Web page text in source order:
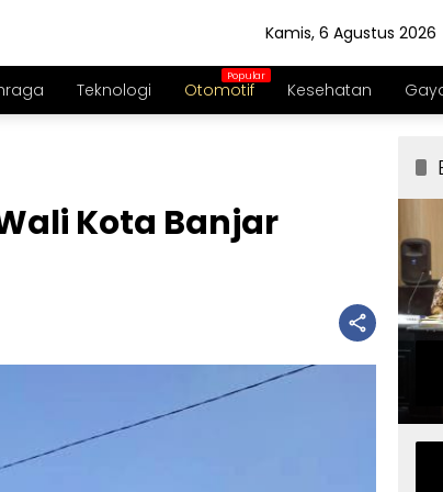
Kamis, 6 Agustus 2026
Teknologi Otomotif Kesehatan
Kota Banjar